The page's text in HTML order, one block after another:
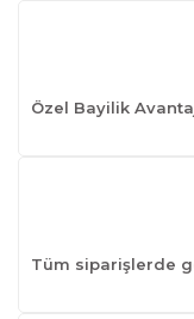
Özel Bayilik
Tüm siparişlerde